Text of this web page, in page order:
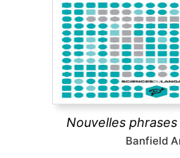
Nouvelles
Banfield
Étude sur ce qu'Ann Banfield
sans parole » du récit de
d’entre elles, les phrases
(phrases qui ne sont dites